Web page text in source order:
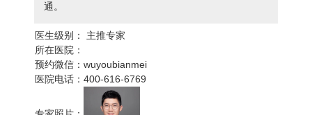
通。
医生级别：
主推专家
所在医院：
预约微信：wuyoubianmei
医院电话：400-616-6769